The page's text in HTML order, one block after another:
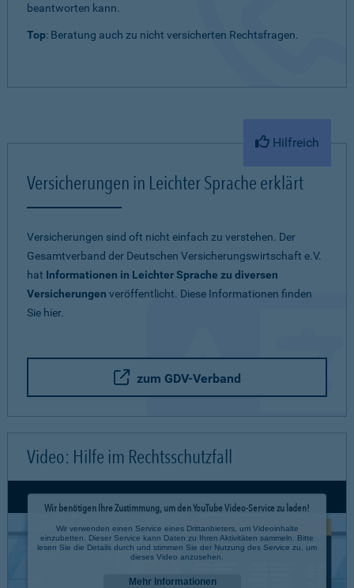
beantworten kann.
Top: Beratung auch zu nicht versicherten Rechtsfragen.
Hilfreich
Versicherungen in Leichter Sprache erklärt
Versicherungen sind oft nicht einfach zu verstehen. Der
Gesamtverband der Deutschen Versicherungswirtschaft e.V.
hat Informationen in Leichter Sprache zu diversen
Versicherungen veröffentlicht. Diese Informationen finden
Sie hier.
zum GDV-Verband
Video: Hilfe im Rechtsschutzfall
Wir benötigen Ihre Zustimmung, um den YouTube Video-Service zu laden!
Wir verwenden einen Service eines Drittanbieters, um Videoinhalte
einzubetten. Dieser Service kann Daten zu Ihren Aktivitäten sammeln. Bitte
lesen Sie die Details durch und stimmen Sie der Nutzung des Service zu, um
dieses Video anzusehen.
Mehr Informationen